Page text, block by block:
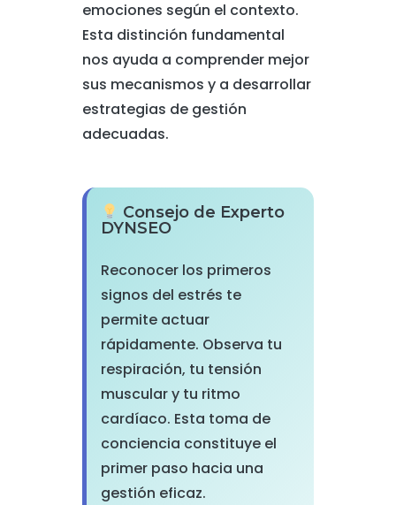
emociones según el contexto.
Esta distinción fundamental
nos ayuda a comprender mejor
sus mecanismos y a desarrollar
estrategias de gestión
adecuadas.
Consejo de Experto
DYNSEO
Reconocer los primeros
signos del estrés te
permite actuar
rápidamente. Observa tu
respiración, tu tensión
muscular y tu ritmo
cardíaco. Esta toma de
conciencia constituye el
primer paso hacia una
gestión eficaz.